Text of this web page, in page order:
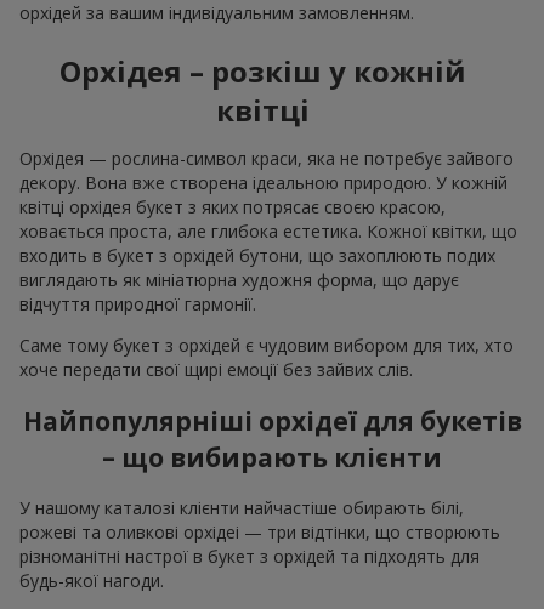
орхідей за вашим індивідуальним замовленням.
Орхідея – розкіш у кожній
квітці
Орхідея — рослина-символ краси, яка не потребує зайвого
декору. Вона вже створена ідеальною природою. У кожній
квітці орхідея букет з яких потрясає своєю красою,
ховається проста, але глибока естетика. Кожної квітки, що
входить в букет з орхідей бутони, що захоплюють подих
виглядають як мініатюрна художня форма, що дарує
відчуття природної гармонії.
Саме тому букет з орхідей є чудовим вибором для тих, хто
хоче передати свої щирі емоції без зайвих слів.
Найпопулярніші орхідеї для букетів
– що вибирають клієнти
У нашому каталозі клієнти найчастіше обирають білі,
рожеві та оливкові орхідеі — три відтінки, що створюють
різноманітні настрої в букет з орхідей та підходять для
будь-якої нагоди.